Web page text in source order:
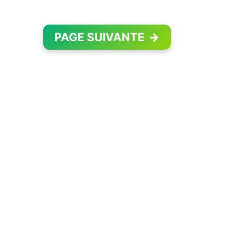
PAGE SUIVANTE →